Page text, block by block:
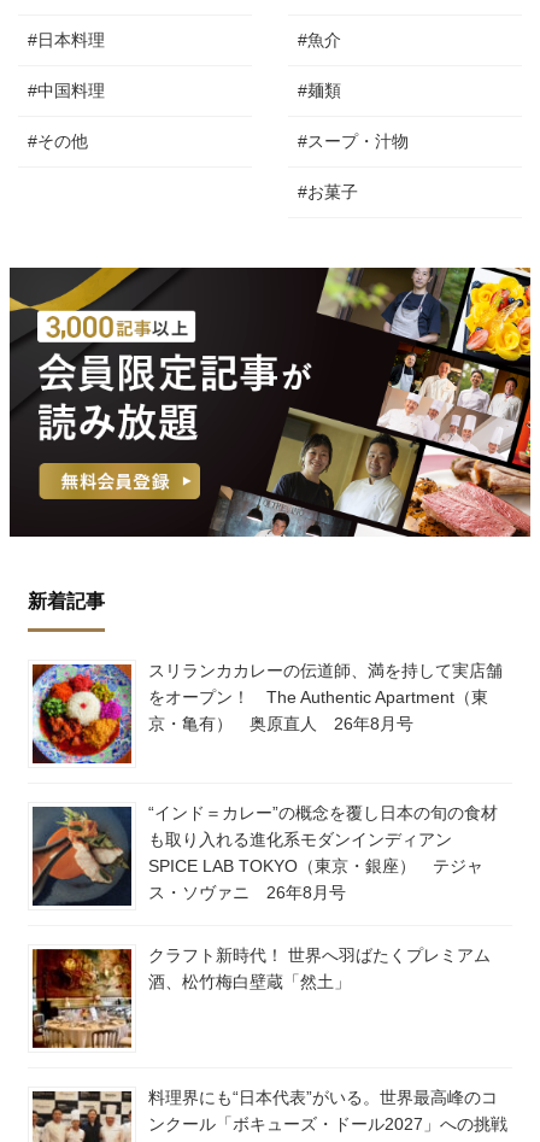
#日本料理
#中国料理
#その他
#魚介
#麺類
#スープ・汁物
#お菓子
新着記事
スリランカカレーの伝道師、満を持して実店舗
をオープン！ The Authentic Apartment（東
京・亀有） 奥原直人 26年8月号
“インド＝カレー”の概念を覆し日本の旬の食材
も取り入れる進化系モダンインディアン
SPICE LAB TOKYO（東京・銀座） テジャ
ス・ソヴァニ 26年8月号
クラフト新時代！ 世界へ羽ばたくプレミアム
酒、松竹梅白壁蔵「然土」
料理界にも“日本代表”がいる。世界最高峰のコ
ンクール「ボキューズ・ドール2027」への挑戦